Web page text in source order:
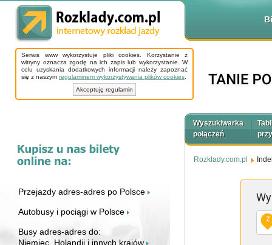
Serwis www wykorzystuje pliki cookies. Korzystanie z
witryny oznacza zgodę na ich zapis lub wykorzystanie. W
celu uzyskania dodatkowych informacji należy zapoznać
się z naszym regulaminem wykorzystywania plików cookies
Akceptuję regulamin
Przejazdy adres-adres po Polsce
Autobusy i pociągi w Polsce
Busy adres-adres do:
Niemiec, Holandii i innych krajów
Wyszukiwarka
połączeń
Rozklady.com.pl
Z